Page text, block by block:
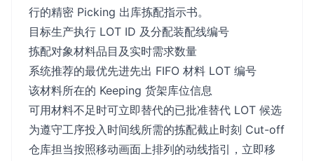
行的精密 Picking 出库拣配指示书。
目标生产执行 LOT ID 及分配装配线编号
拣配对象材料品目及实时需求数量
系统推荐的最优先进先出 FIFO 材料 LOT 编号
该材料所在的 Keeping 货架库位信息
可用材料不足时可立即替代的已批准替代 LOT 候选
为遵守工序投入时间线所需的拣配截止时刻 Cut-off
仓库担当按照移动画面上排列的动线指引，立即移